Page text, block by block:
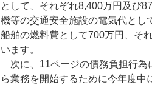
として、それぞれ8,400万円及び
機等の交通安全施設の電気代とし
船舶の燃料費として700万円、そ
います。
次に、11ページの債務負担行為
ら業務を開始するために今年度